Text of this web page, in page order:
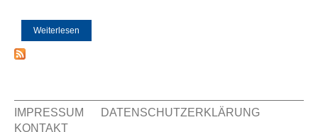
Weiterlesen
IMPRESSUM
DATENSCHUTZERKLÄRUNG
KONTAKT